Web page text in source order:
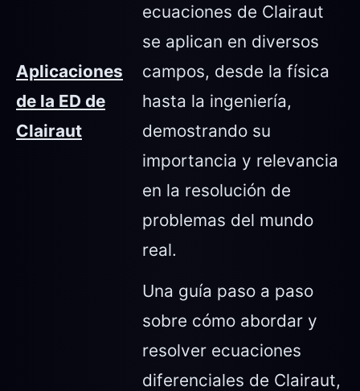
Aplicaciones
de la ED de
Clairaut
ecuaciones de Clairaut
se aplican en diversos
campos, desde la física
hasta la ingeniería,
demostrando su
importancia y relevancia
en la resolución de
problemas del mundo
real.
Una guía paso a paso
sobre cómo abordar y
resolver ecuaciones
diferenciales de Clairaut,